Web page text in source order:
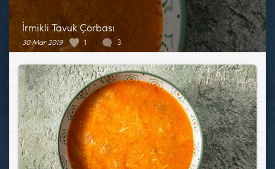
İrmikli Tavuk Çorbası
30 Mar 2019 1 3